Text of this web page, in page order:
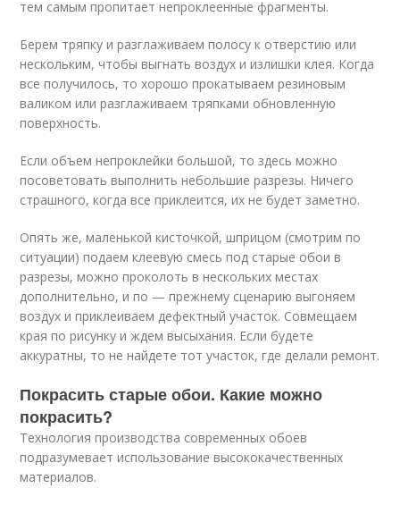
тем самым пропитает непроклеенные фрагменты.
Берем тряпку и разглаживаем полосу к отверстию или
нескольким, чтобы выгнать воздух и излишки клея. Когда
все получилось, то хорошо прокатываем резиновым
валиком или разглаживаем тряпками обновленную
поверхность.
Если объем непроклейки большой, то здесь можно
посоветовать выполнить небольшие разрезы. Ничего
страшного, когда все приклеится, их не будет заметно.
Опять же, маленькой кисточкой, шприцом (смотрим по
ситуации) подаем клеевую смесь под старые обои в
разрезы, можно проколоть в нескольких местах
дополнительно, и по — прежнему сценарию выгоняем
воздух и приклеиваем дефектный участок. Совмещаем
края по рисунку и ждем высыхания. Если будете
аккуратны, то не найдете тот участок, где делали ремонт.
Покрасить старые обои. Какие можно
покрасить?
Технология производства современных обоев
подразумевает использование высококачественных
материалов.